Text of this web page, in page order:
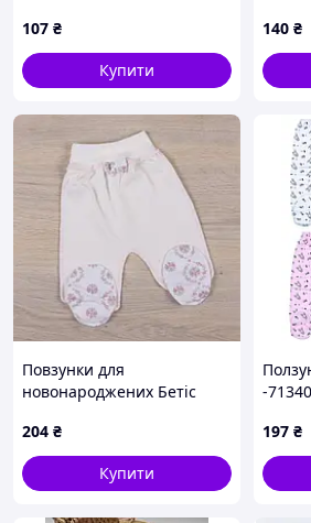
107 ₴
Купити
140 ₴
Повзунки для
новонароджених Бетіс
червоний 50
204 ₴
Купити
-
197 ₴